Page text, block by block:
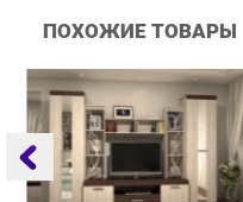
Купить
Гостиная Стиль
Атлантида-2 Венге-дуб
Белфорд
25 223 ₽